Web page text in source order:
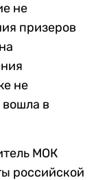
не
призеров
не
в
МОК
российской